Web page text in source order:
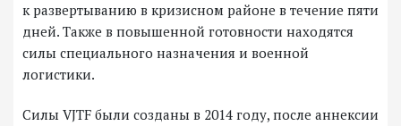
к развертыванию в кризисном районе в течение пяти
дней. Также в повышенной готовности находятся
силы специального назначения и военной
логистики.
Силы VJTF были созданы в 2014 году, после аннексии